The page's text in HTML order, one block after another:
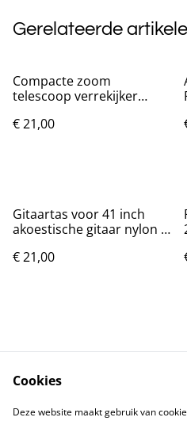
Gerelateerde
Compacte zoom
telescoop verrekijker
€ 21,00
Gitaartas voor 41 inch
akoestische gitaar nylon -
€ 21,00
Contact
Cookies
Deze website maakt gebruik van